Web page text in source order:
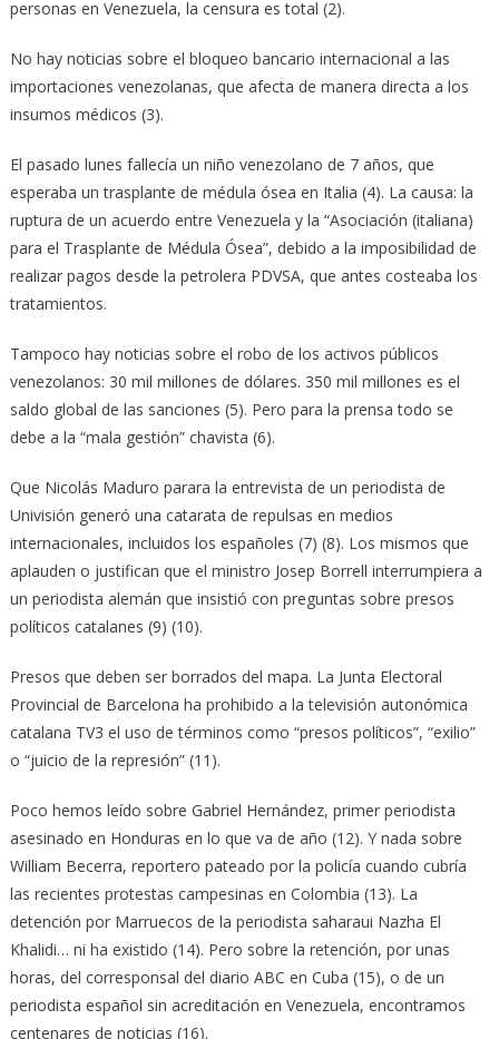
personas en Venezuela, la censura es total (2).
No hay noticias sobre el bloqueo bancario internacional a las
importaciones venezolanas, que afecta de manera directa a los
insumos médicos (3).
El pasado lunes fallecía un niño venezolano de 7 años, que
esperaba un trasplante de médula ósea en Italia (4). La causa: la
ruptura de un acuerdo entre Venezuela y la “Asociación (italiana)
para el Trasplante de Médula Ósea”, debido a la imposibilidad de
realizar pagos desde la petrolera PDVSA, que antes costeaba los
tratamientos.
Tampoco hay noticias sobre el robo de los activos públicos
venezolanos: 30 mil millones de dólares. 350 mil millones es el
saldo global de las sanciones (5). Pero para la prensa todo se
debe a la “mala gestión” chavista (6).
Que Nicolás Maduro parara la entrevista de un periodista de
Univisión generó una catarata de repulsas en medios
internacionales, incluidos los españoles (7) (8). Los mismos que
aplauden o justifican que el ministro Josep Borrell interrumpiera a
un periodista alemán que insistió con preguntas sobre presos
políticos catalanes (9) (10).
Presos que deben ser borrados del mapa. La Junta Electoral
Provincial de Barcelona ha prohibido a la televisión autonómica
catalana TV3 el uso de términos como “presos políticos”, “exilio”
o “juicio de la represión” (11).
Poco hemos leído sobre Gabriel Hernández, primer periodista
asesinado en Honduras en lo que va de año (12). Y nada sobre
William Becerra, reportero pateado por la policía cuando cubría
las recientes protestas campesinas en Colombia (13). La
detención por Marruecos de la periodista saharaui Nazha El
Khalidi… ni ha existido (14). Pero sobre la retención, por unas
horas, del corresponsal del diario ABC en Cuba (15), o de un
periodista español sin acreditación en Venezuela, encontramos
centenares de noticias (16).